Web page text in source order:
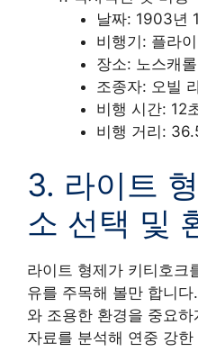
날짜: 1903년
비행기: 플라
장소: 노스캐
조종자: 오빌
비행 시간: 12
비행 거리:
3. 라이트
소 선택 및
라이트 형제가 키티호크
유를 주목해 볼만 합니
와 조용한 환경을 중요
자료를 분석해 연중 강